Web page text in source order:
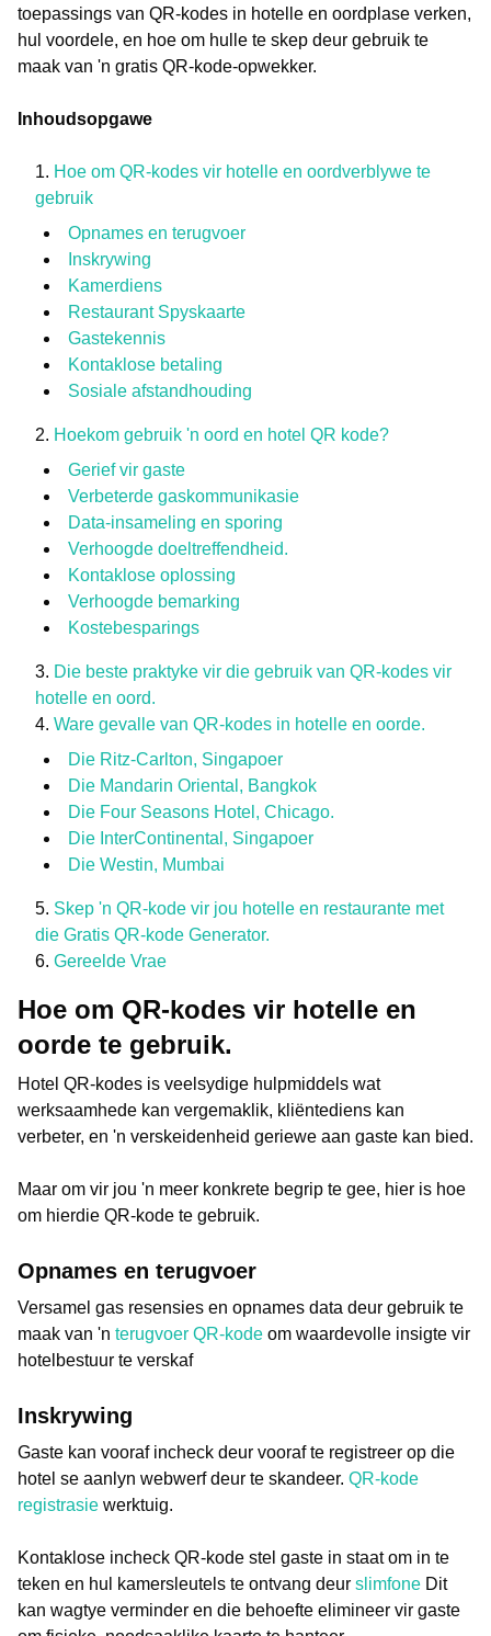
toepassings van QR-kodes in hotelle en oordplase verken,
hul voordele, en hoe om hulle te skep deur gebruik te
maak van 'n gratis QR-kode-opwekker.
Inhoudsopgawe
Hoe om QR-kodes vir hotelle en oordverblywe te
gebruik
Opnames en terugvoer
Inskrywing
Kamerdiens
Restaurant Spyskaarte
Gastekennis
Kontaklose betaling
Sosiale afstandhouding
Hoekom gebruik 'n oord en hotel QR kode?
Gerief vir gaste
Verbeterde gaskommunikasie
Data-insameling en sporing
Verhoogde doeltreffendheid.
Kontaklose oplossing
Verhoogde bemarking
Kostebesparings
Die beste praktyke vir die gebruik van QR-kodes vir
hotelle en oord.
Ware gevalle van QR-kodes in hotelle en oorde.
Die Ritz-Carlton, Singapoer
Die Mandarin Oriental, Bangkok
Die Four Seasons Hotel, Chicago.
Die InterContinental, Singapoer
Die Westin, Mumbai
Skep 'n QR-kode vir jou hotelle en restaurante met
die Gratis QR-kode Generator.
Gereelde Vrae
Hoe om QR-kodes vir hotelle en
oorde te gebruik.
Hotel QR-kodes is veelsydige hulpmiddels wat
werksaamhede kan vergemaklik, kliëntediens kan
verbeter, en 'n verskeidenheid geriewe aan gaste kan bied.
Maar om vir jou 'n meer konkrete begrip te gee, hier is hoe
om hierdie QR-kode te gebruik.
Opnames en terugvoer
Versamel gas resensies en opnames data deur gebruik te
maak van 'n terugvoer QR-kode om waardevolle insigte vir
hotelbestuur te verskaf
Inskrywing
Gaste kan vooraf incheck deur vooraf te registreer op die
hotel se aanlyn webwerf deur te skandeer. QR-kode
registrasie werktuig.
Kontaklose incheck QR-kode stel gaste in staat om in te
teken en hul kamersleutels te ontvang deur slimfone Dit
kan wagtye verminder en die behoefte elimineer vir gaste